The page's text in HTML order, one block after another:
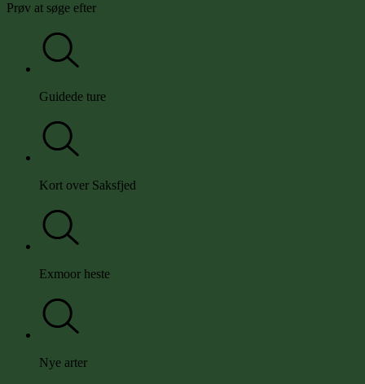
Prøv at søge efter
Guidede ture
Kort over Saksfjed
Exmoor heste
Nye arter